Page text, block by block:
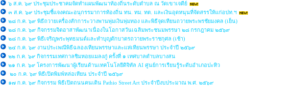
๖ ส.ค. ๖๙ ประชุมประชาคมจัดทำแผนพัฒนาท้องถิ่นระดับตำบล ณ วัดเขาเจดีย์
๓ ส.ค. ๖๙ ประชุมชี้แจงคณะอนุกรรมาการท้องถิ่น ทน. ทม. ทต. และเงินอุดหนุนที่จัดสรรให้แก่อปท.ฯ
๒๘ ก.ค. ๖๙ พิธีถวายเครื่องสักการะวางพานพุ่มเงินพุ่มทอง และพิธีจุดเทียนถวายพระพรชัยมงคล (เย็น)
๒๘ ก.ค. ๖๙ กิจกรรมจิตอาสาพัฒนาเนื่องในโอกาสวันเฉลิมพระชนมพรรษา ๒๘ กรกฎาคม ๒๕๖๙
๒๘ ก.ค. ๖๙ พิธีเจริญพระพุทธมนต์และทำบุญตักบาตรถวายพระราชกุศล (เช้า)
๒๔ ก.ค. ๖๙ งานประเพณีพิธีฉลองเทียนพรรษาและแห่เทียนพรรษา ประจำปี ๒๕๖๙
๒๒ ก.ค. ๖๙ กิจกรรมเทศกาลชิมหอยแมลงภู่ ครั้งที่ ๑ เทศบาลตำบลบางสน
๒๑ ก.ค. ๖๙ โครงการพัฒนาผู้เรียนด้านเทคโนโลยีดิจิทัล AI ศูนย์การเรียนรู้ระดับอำเภอปะทิว
๒๐ ก.ค. ๖๙ พิธีเปิดพิมพ์หล่อเทียน ประจำปี ๒๕๖๙
๑๗ ก.ค. ๖๙ กิจกรรม พิธีเปิดถนนคนเดิน Pathio Street Art ประจำปีงบประมาณ พ.ศ. ๒๕๖๙